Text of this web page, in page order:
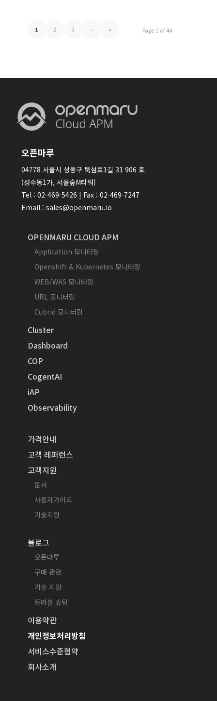
Page 1 of 44
1 2 3 › »
오픈마루
04778 서울시 성동구 뚝섬로1길 31 906 호
(성수동1가, 서울숲M타워)
Tel : 02-469-5426 | Fax : 02-469-7247
Email : sales@openmaru.io
OPENMARU CLOUD APM
Application 모니터링
Openshift & Kubernetes 모니터링
WEB/WAS 모니터링
URL 모니터링
Cubrid 모니터링
Cluster
Dashboard
COP
CogentAI
iAP
Observability
가격안내
고객 레퍼런스
고객지원
문서
사용자가이드
기술지원
블로그
오픈마루
구매 관련
기술 지원
트러블 슈팅
이용약관
개인정보처리방침
서비스수준협약
회사소개